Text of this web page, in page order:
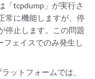
「tcpdump」が実行さ
常に機能しますが、停
停止します。この問題
フェイスでのみ発生し
ットフォームでは、